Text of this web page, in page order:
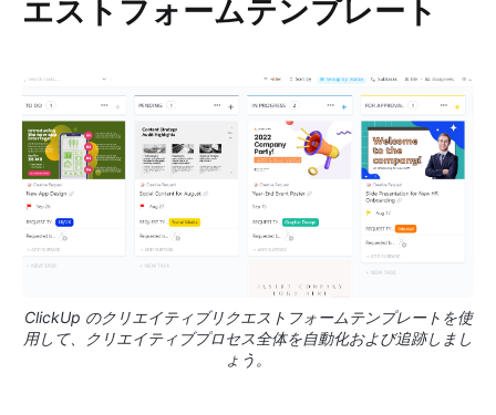
エストフォームテンプレート
ClickUp のクリエイティブリクエストフォームテンプレートを使
用して、クリエイティブプロセス全体を自動化および追跡しまし
ょう。